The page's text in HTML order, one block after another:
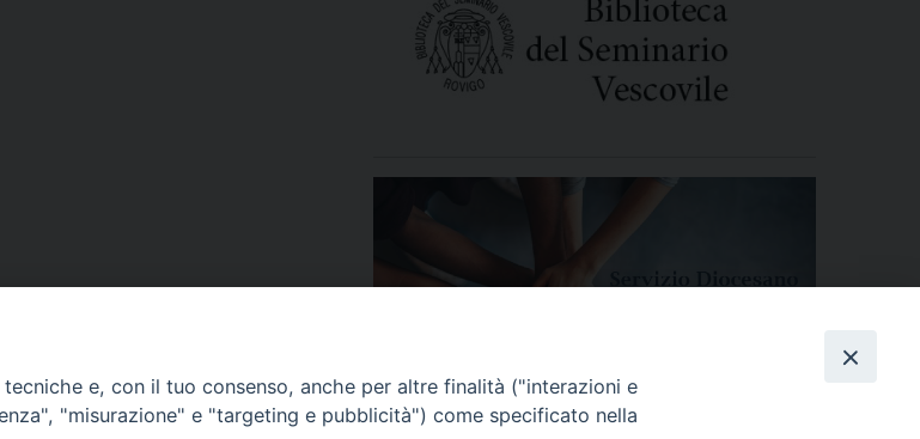
e, con il tuo consenso, anche per altre finalità ("interazioni e
"misurazione" e "targeting e pubblicità") come specificato nella